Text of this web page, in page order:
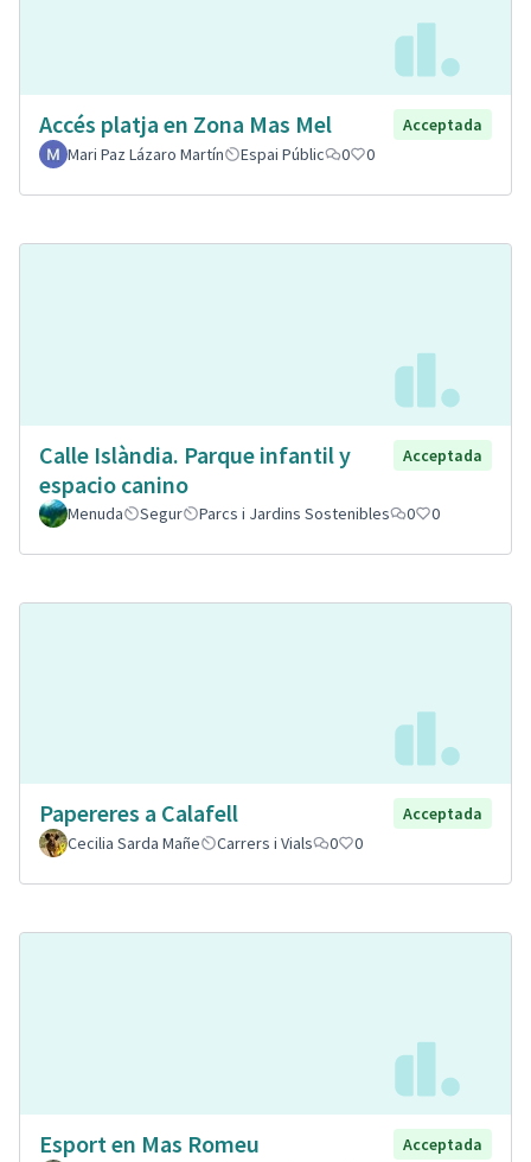
Accés platja en Zona Mas Mel
Acceptada
Mari Paz Lázaro Martín
Espai Públic 0 0
Calle Islàndia. Parque infantil y
espacio canino
Acceptada
Menuda Segur Parcs i Jardins Sostenibles 0 0
Papereres a Calafell
Acceptada
Cecilia Sarda Mañe
Carrers i Vials 0 0
Esport en Mas Romeu
Acceptada